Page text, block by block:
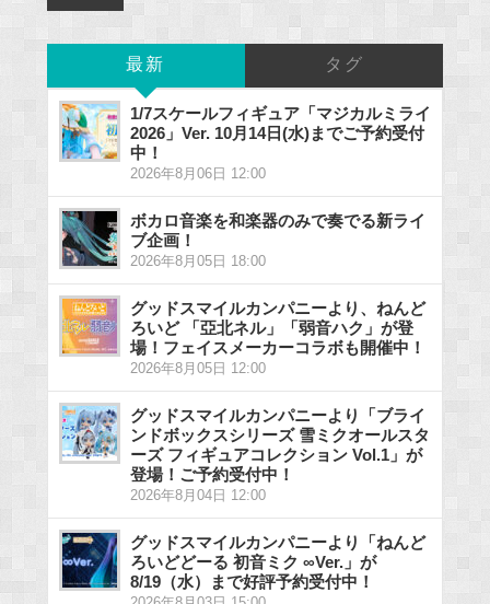
最新 タグ
1/7スケールフィギュア「マジカルミライ
2026」Ver. 10月14日(水)までご予約受付
中！
2026年8月06日 12:00
ボカロ音楽を和楽器のみで奏でる新ライ
ブ企画！
2026年8月05日 18:00
グッドスマイルカンパニーより、ねんど
ろいど 「亞北ネル」「弱音ハク」が登
場！フェイスメーカーコラボも開催中！
2026年8月05日 12:00
グッドスマイルカンパニーより「ブライ
ンドボックスシリーズ 雪ミクオールスタ
ーズ フィギュアコレクション Vol.1」が
登場！ご予約受付中！
2026年8月04日 12:00
グッドスマイルカンパニーより「ねんど
ろいどどーる 初音ミク ∞Ver.」が
8/19（水）まで好評予約受付中！